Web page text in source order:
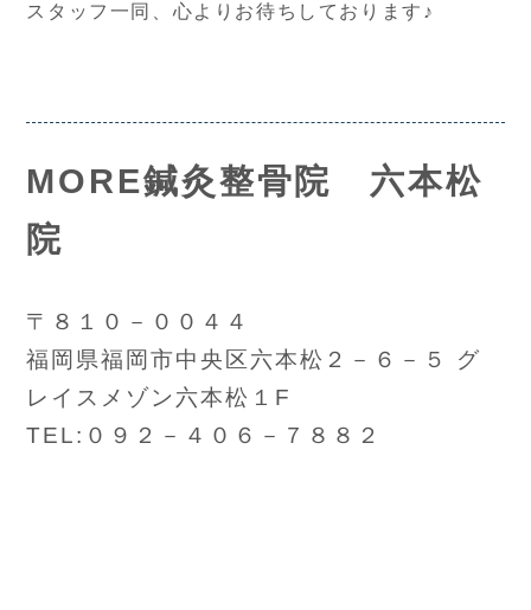
スタッフ一同、心よりお待ちしております♪
MORE鍼灸整骨院 六本松
院
〒８１０－００４４
福岡県福岡市中央区六本松２－６－５ グ
レイスメゾン六本松１F
TEL:０９２－４０６－７８８２